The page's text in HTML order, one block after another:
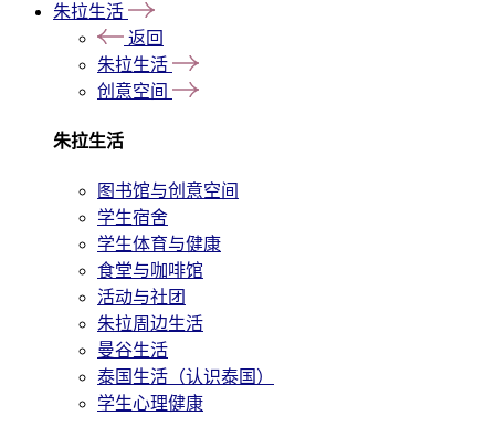
朱拉生活
返回
朱拉生活
创意空间
朱拉生活
图书馆与创意空间
学生宿舍
学生体育与健康
食堂与咖啡馆
活动与社团
朱拉周边生活
曼谷生活
泰国生活（认识泰国）
学生心理健康